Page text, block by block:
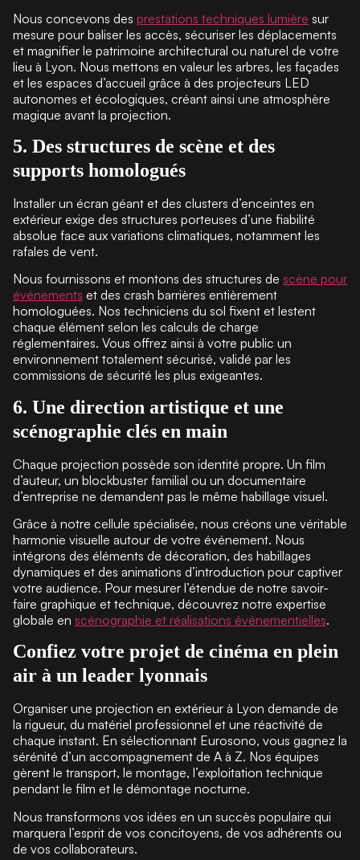
Nous concevons des prestations techniques lumière sur
mesure pour baliser les accès, sécuriser les déplacements
et magnifier le patrimoine architectural ou naturel de votre
lieu à Lyon. Nous mettons en valeur les arbres, les façades
et les espaces d’accueil grâce à des projecteurs LED
autonomes et écologiques, créant ainsi une atmosphère
magique avant la projection.
5. Des structures de scène et des
supports homologués
Installer un écran géant et des clusters d’enceintes en
extérieur exige des structures porteuses d’une fiabilité
absolue face aux variations climatiques, notamment les
rafales de vent.
Nous fournissons et montons des structures de scène pour
événements et des crash barrières entièrement
homologuées. Nos techniciens du sol fixent et lestent
chaque élément selon les calculs de charge
réglementaires. Vous offrez ainsi à votre public un
environnement totalement sécurisé, validé par les
commissions de sécurité les plus exigeantes.
6. Une direction artistique et une
scénographie clés en main
Chaque projection possède son identité propre. Un film
d’auteur, un blockbuster familial ou un documentaire
d’entreprise ne demandent pas le même habillage visuel.
Grâce à notre cellule spécialisée, nous créons une véritable
harmonie visuelle autour de votre événement. Nous
intégrons des éléments de décoration, des habillages
dynamiques et des animations d’introduction pour captiver
votre audience. Pour mesurer l’étendue de notre savoir-
faire graphique et technique, découvrez notre expertise
globale en scénographie et réalisations événementielles.
Confiez votre projet de cinéma en plein
air à un leader lyonnais
Organiser une projection en extérieur à Lyon demande de
la rigueur, du matériel professionnel et une réactivité de
chaque instant. En sélectionnant Eurosono, vous gagnez la
sérénité d’un accompagnement de A à Z. Nos équipes
gèrent le transport, le montage, l’exploitation technique
pendant le film et le démontage nocturne.
Nous transformons vos idées en un succès populaire qui
marquera l’esprit de vos concitoyens, de vos adhérents ou
de vos collaborateurs.